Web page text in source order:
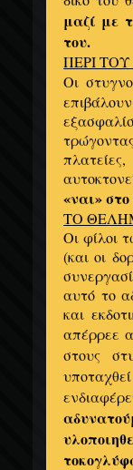
μαζί με
του.
ΠΕΡΙ
Οι
«ναι»
ΤΟ
Οι φίλοι
(και οι
αυτό το
και
απέρρεε
στους